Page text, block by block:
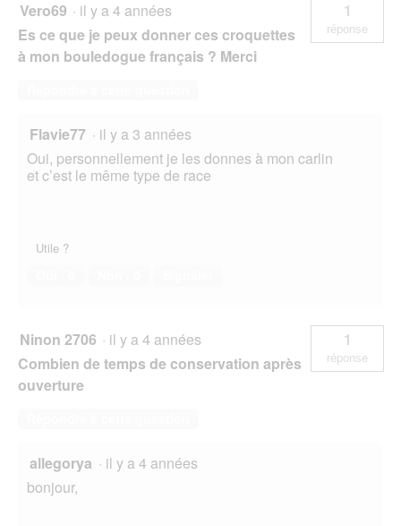
Vero69 · il y a 4 années
Es ce que je peux donner ces croquettes
à mon bouledogue français ? Merci
1
réponse
Flavie77 · il y a 3 années
Oui, personnellement je les donnes à mon carlin
et c’est le même type de race
Utile ?
Ninon 2706 · il y a 4 années
Combien de temps de conservation après
ouverture
1
réponse
allegorya · il y a 4 années
bonjour,